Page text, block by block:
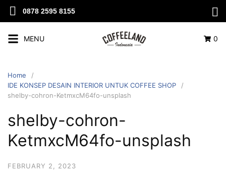
0878 2595 8155
MENU 0
Home
IDE KONSEP DESAIN INTERIOR UNTUK COFFEE SHOP
shelby-cohron-KetmxcM64fo-unsplash
shelby-cohron-
KetmxcM64fo-unsplash
FEBRUARY 2, 2023